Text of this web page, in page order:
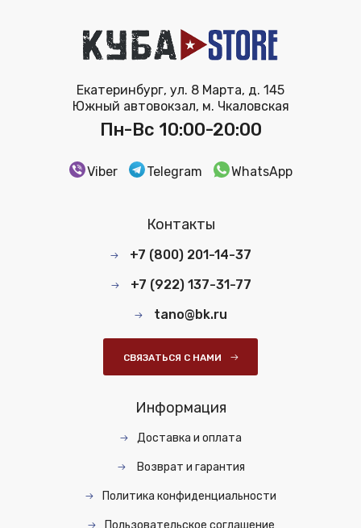
Екатеринбург, ул. 8 Марта, д. 145
Южный автовокзал, м. Чкаловская
Пн-Вс 10:00-20:00
Viber Telegram WhatsApp
Контакты
+7 (800) 201-14-37
+7 (922) 137-31-77
tano@bk.ru
СВЯЗАТЬСЯ С НАМИ
Информация
Доставка и оплата
Возврат и гарантия
Политика конфиденциальности
Пользовательское соглашение